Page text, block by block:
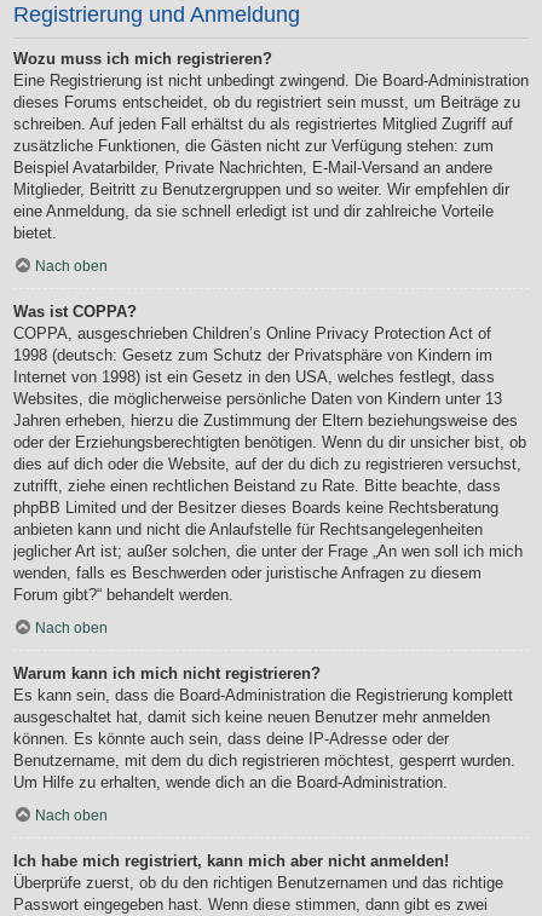
Registrierung und Anmeldung
Wozu muss ich mich registrieren?
Eine Registrierung ist nicht unbedingt zwingend. Die Board-Administration
dieses Forums entscheidet, ob du registriert sein musst, um Beiträge zu
schreiben. Auf jeden Fall erhältst du als registriertes Mitglied Zugriff auf
zusätzliche Funktionen, die Gästen nicht zur Verfügung stehen: zum
Beispiel Avatarbilder, Private Nachrichten, E-Mail-Versand an andere
Mitglieder, Beitritt zu Benutzergruppen und so weiter. Wir empfehlen dir
eine Anmeldung, da sie schnell erledigt ist und dir zahlreiche Vorteile
bietet.
Nach oben
Was ist COPPA?
COPPA, ausgeschrieben Children’s Online Privacy Protection Act of
1998 (deutsch: Gesetz zum Schutz der Privatsphäre von Kindern im
Internet von 1998) ist ein Gesetz in den USA, welches festlegt, dass
Websites, die möglicherweise persönliche Daten von Kindern unter 13
Jahren erheben, hierzu die Zustimmung der Eltern beziehungsweise des
oder der Erziehungsberechtigten benötigen. Wenn du dir unsicher bist, ob
dies auf dich oder die Website, auf der du dich zu registrieren versuchst,
zutrifft, ziehe einen rechtlichen Beistand zu Rate. Bitte beachte, dass
phpBB Limited und der Besitzer dieses Boards keine Rechtsberatung
anbieten kann und nicht die Anlaufstelle für Rechtsangelegenheiten
jeglicher Art ist; außer solchen, die unter der Frage „An wen soll ich mich
wenden, falls es Beschwerden oder juristische Anfragen zu diesem
Forum gibt?“ behandelt werden.
Nach oben
Warum kann ich mich nicht registrieren?
Es kann sein, dass die Board-Administration die Registrierung komplett
ausgeschaltet hat, damit sich keine neuen Benutzer mehr anmelden
können. Es könnte auch sein, dass deine IP-Adresse oder der
Benutzername, mit dem du dich registrieren möchtest, gesperrt wurden.
Um Hilfe zu erhalten, wende dich an die Board-Administration.
Nach oben
Ich habe mich registriert, kann mich aber nicht anmelden!
Überprüfe zuerst, ob du den richtigen Benutzernamen und das richtige
Passwort eingegeben hast. Wenn diese stimmen, dann gibt es zwei